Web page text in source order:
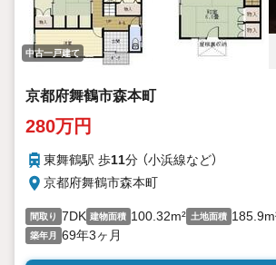
中古一戸建て
京都府舞鶴市森本町
280万円
東舞鶴駅 歩11分 （小浜線など）
京都府舞鶴市森本町
間取り 7DK 建物面積 100.32m² 土地面積
築年月 69年3ヶ月